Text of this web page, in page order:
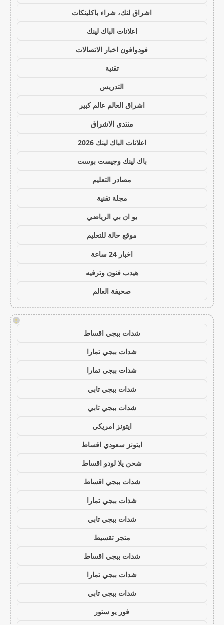
اشراق لنك، شراء باكلينكات
اعلانات الباك لينك
فودوافون اخبار الاتصالات
تقنية
التدريس
اشراق العالم عالم كبير
منتدى الاشراق
اعلانات الباك لينك 2026
باك لينك وجيست بوست
مصادر التعليم
مجلة تقنية
يو ان بي الرياضي
موقع حالة للتعليم
اخبار 24 ساعة
هيدب فنون وترفيه
صحيفة العالم
!
شدات ببجي اقساط
شدات ببجي تمارا
شدات ببجي تمارا
شدات ببجي تابي
شدات ببجي تابي
ايتونز امريكي
ايتونز سعودي اقساط
شحن يلا لودو اقساط
شدات ببجي اقساط
شدات ببجي تمارا
شدات ببجي تابي
متجر تقسيط
شدات ببجي اقساط
شدات ببجي تمارا
شدات ببجي تابي
فور يو ستور